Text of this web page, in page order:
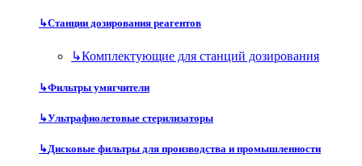
↳Станции дозирования реагентов
↳Комплектующие для станций дозирования
↳Фильтры умягчители
↳Ультрафиолетовые стерилизаторы
↳Дисковые фильтры для производства и промышленности